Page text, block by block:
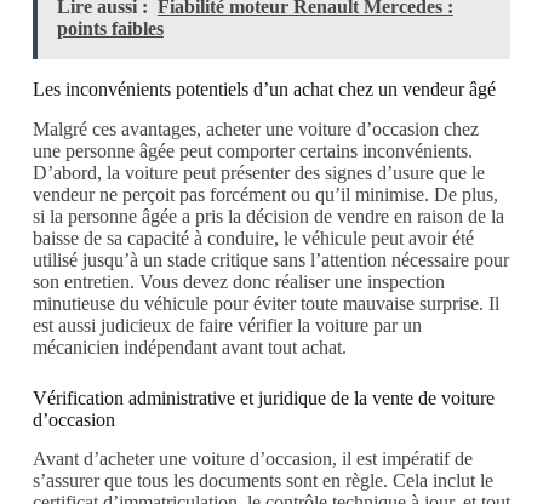
Lire aussi : Fiabilité moteur Renault Mercedes :
points faibles
Les inconvénients potentiels d’un achat chez un vendeur âgé
Malgré ces avantages, acheter une voiture d’occasion chez
une personne âgée peut comporter certains inconvénients.
D’abord, la voiture peut présenter des signes d’usure que le
vendeur ne perçoit pas forcément ou qu’il minimise. De plus,
si la personne âgée a pris la décision de vendre en raison de la
baisse de sa capacité à conduire, le véhicule peut avoir été
utilisé jusqu’à un stade critique sans l’attention nécessaire pour
son entretien. Vous devez donc réaliser une inspection
minutieuse du véhicule pour éviter toute mauvaise surprise. Il
est aussi judicieux de faire vérifier la voiture par un
mécanicien indépendant avant tout achat.
Vérification administrative et juridique de la vente de voiture
d’occasion
Avant d’acheter une voiture d’occasion, il est impératif de
s’assurer que tous les documents sont en règle. Cela inclut le